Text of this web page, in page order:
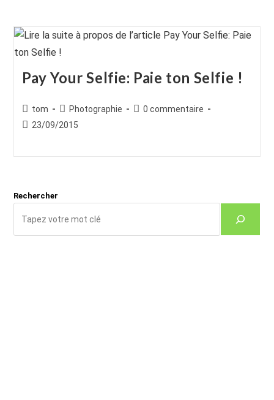
Pay Your Selfie: Paie ton Selfie !
Auteur/autrice
de
tom
Post
category:
Photographie
Commentaires
0 commentaire
Publication
23/09/2015
Rechercher